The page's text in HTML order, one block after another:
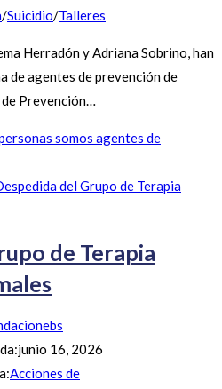
/Suicidio/Talleres
Herradón y Adriana Sobrino, han
de agentes de prevención de
Prevención…
somos agentes de
de Terapia
junio 16, 2026
Acciones de